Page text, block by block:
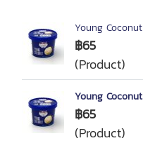
Young Coconut
฿65
(Product)
Young Coconut
฿65
(Product)